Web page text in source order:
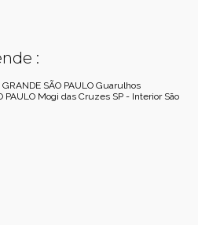
:
GRANDE SÃO PAULO Guarulhos
PAULO Mogi das Cruzes SP - Interior São